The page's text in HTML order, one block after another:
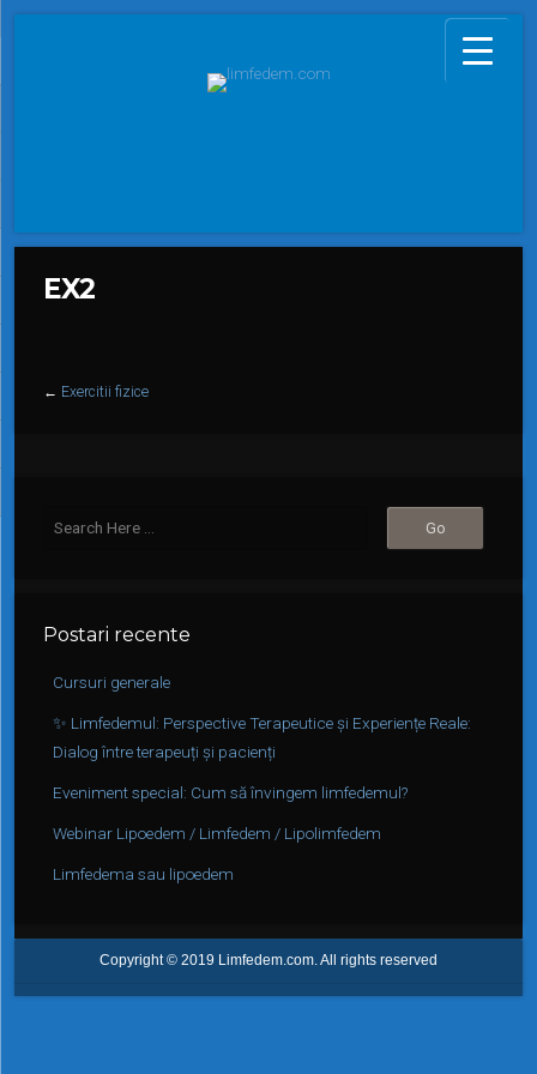
EX2
← Exercitii fizice
Postari recente
Cursuri generale
✨ Limfedemul: Perspective Terapeutice și Experiențe Reale:
Dialog între terapeuți și pacienți
Eveniment special: Cum să învingem limfedemul?
Webinar Lipoedem / Limfedem / Lipolimfedem
Limfedema sau lipoedem
Copyright © 2019 Limfedem.com. All rights reserved